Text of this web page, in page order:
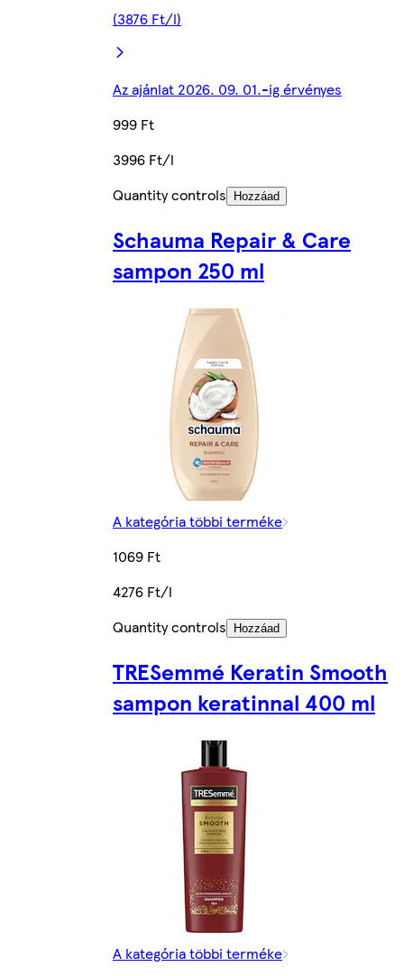
(3876 Ft/l)
Az ajánlat 2026. 09. 01.-ig érvényes
999 Ft
3996 Ft/l
Quantity controls
Hozzáad
Schauma Repair & Care
sampon 250 ml
A kategória többi terméke
1069 Ft
4276 Ft/l
Quantity controls
Hozzáad
TRESemmé Keratin Smooth
sampon keratinnal 400 ml
A kategória többi terméke